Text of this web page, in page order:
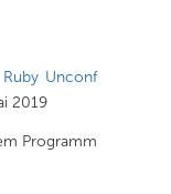
Ruby Unconf
2019
Programm